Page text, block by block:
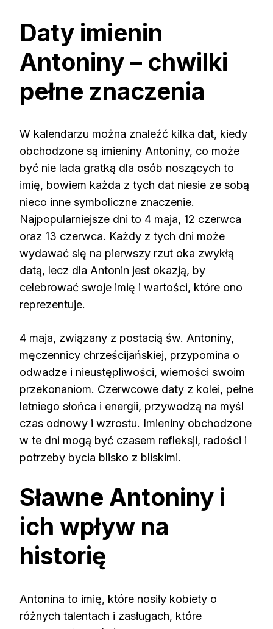
Daty imienin
Antoniny – chwilki
pełne znaczenia
W kalendarzu można znaleźć kilka dat, kiedy
obchodzone są imieniny Antoniny, co może
być nie lada gratką dla osób noszących to
imię, bowiem każda z tych dat niesie ze sobą
nieco inne symboliczne znaczenie.
Najpopularniejsze dni to 4 maja, 12 czerwca
oraz 13 czerwca. Każdy z tych dni może
wydawać się na pierwszy rzut oka zwykłą
datą, lecz dla Antonin jest okazją, by
celebrować swoje imię i wartości, które ono
reprezentuje.
4 maja, związany z postacią św. Antoniny,
męczennicy chrześcijańskiej, przypomina o
odwadze i nieustępliwości, wierności swoim
przekonaniom. Czerwcowe daty z kolei, pełne
letniego słońca i energii, przywodzą na myśl
czas odnowy i wzrostu. Imieniny obchodzone
w te dni mogą być czasem refleksji, radości i
potrzeby bycia blisko z bliskimi.
Sławne Antoniny i
ich wpływ na
historię
Antonina to imię, które nosiły kobiety o
różnych talentach i zasługach, które